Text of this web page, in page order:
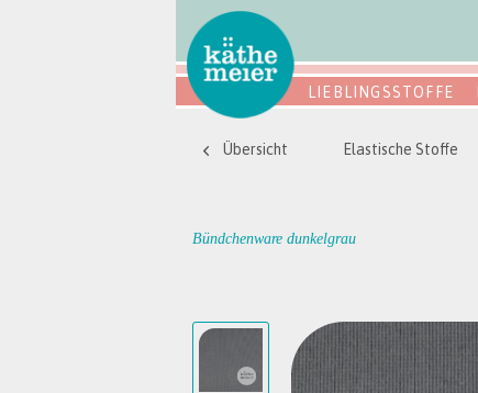
LIEBLINGSSTOFFE
Übersicht Elastische Stoffe
Bündchenware dunkelgrau